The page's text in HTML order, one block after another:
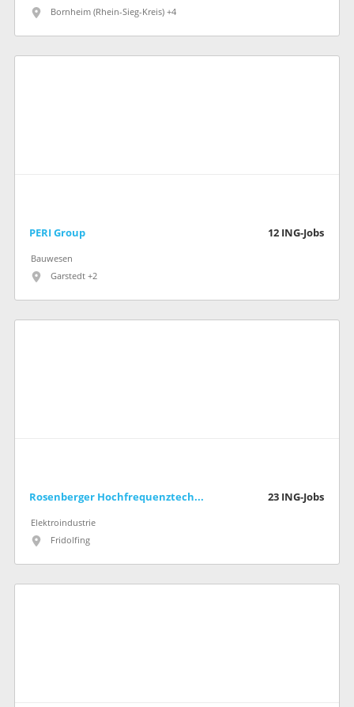
Bornheim (Rhein-Sieg-Kreis) +4
PERI Group 12 ING-Jobs
Bauwesen
Garstedt +2
Rosenberger Hochfrequenztechnik GmbH & Co. KG 23 ING-Jobs
Elektroindustrie
Fridolfing